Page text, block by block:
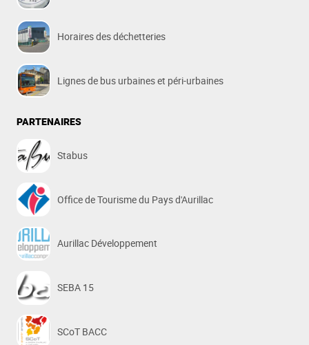
Horaires des déchetteries
Lignes de bus urbaines et péri-urbaines
PARTENAIRES
Stabus
Office de Tourisme du Pays d'Aurillac
Aurillac Développement
SEBA 15
SCoT BACC